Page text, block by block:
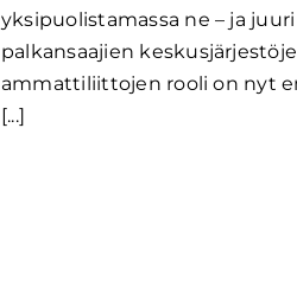
yksipuolistamassa ne – ja
palkansaajien
ammattiliittojen rooli on nyt
[...]